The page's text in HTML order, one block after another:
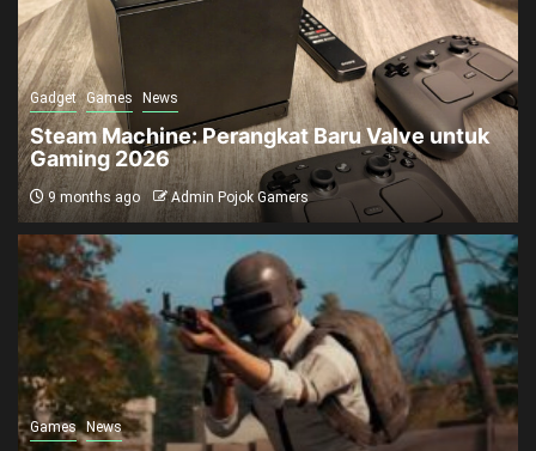
Gadget Games News
Steam Machine: Perangkat Baru Valve untuk
Gaming 2026
9 months ago Admin Pojok Gamers
Games News